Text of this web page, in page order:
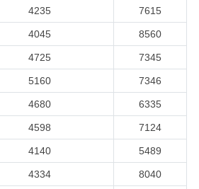
4235 7615
4045 8560
4725 7345
5160 7346
4680 6335
4598 7124
4140 5489
4334 8040